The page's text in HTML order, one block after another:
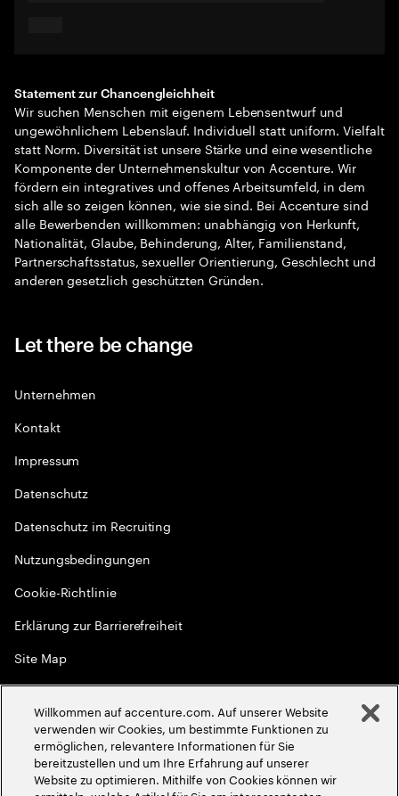
Statement zur Chancengleichheit
Wir suchen Menschen mit eigenem Lebensentwurf und
ungewöhnlichem Lebenslauf. Individuell statt uniform. Vielfalt
statt Norm. Diversität ist unsere Stärke und eine wesentliche
Komponente der Unternehmenskultur von Accenture. Wir
fördern ein integratives und offenes Arbeitsumfeld, in dem
sich alle so zeigen können, wie sie sind. Bei Accenture sind
alle Bewerbenden willkommen: unabhängig von Herkunft,
Nationalität, Glaube, Behinderung, Alter, Familienstand,
Partnerschaftsstatus, sexueller Orientierung, Geschlecht und
anderen gesetzlich geschützten Gründen.
Let there be change
Unternehmen
Kontakt
Impressum
Datenschutz
Datenschutz im Recruiting
Nutzungsbedingungen
Cookie-Richtlinie
Erklärung zur Barrierefreiheit
Site Map
Globale Meritokratie
2026Accenture. Alle Rechte vorbehalten
Willkommen auf accenture.com. Auf unserer Website
verwenden wir Cookies, um bestimmte Funktionen zu
ermöglichen, relevantere Informationen für Sie
bereitzustellen und um Ihre Erfahrung auf unserer
Website zu optimieren. Mithilfe von Cookies können wir